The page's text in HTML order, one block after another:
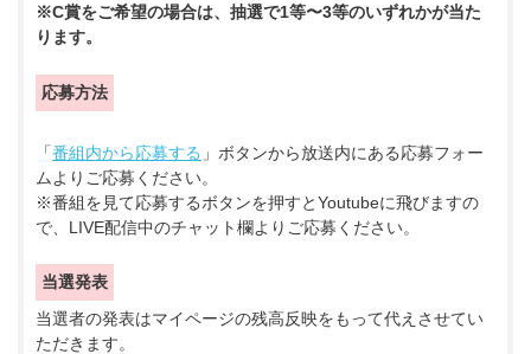
※C賞をご希望の場合は、抽選で1等〜3等のいずれかが当た
ります。
応募方法
「番組内から応募する 」ボタンから放送内にある応募フォー
ムよりご応募ください。
※番組を見て応募するボタンを押すとYoutubeに飛びますの
で、LIVE配信中のチャット欄よりご応募ください。
当選発表
当選者の発表はマイページの残高反映をもって代えさせてい
ただきます。